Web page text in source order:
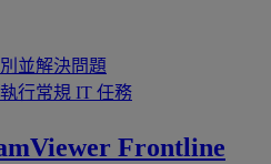
並解決問題
行常規 IT 任務
Frontline